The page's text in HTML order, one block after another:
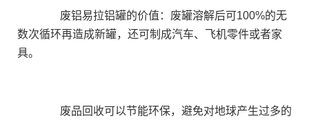
废铝易拉铝罐的价值：废罐溶解后可100%的无
数次循环再造成新罐，还可制成汽车、飞机零件或者家
具。
废品回收可以节能环保，避免对地球产生过多的